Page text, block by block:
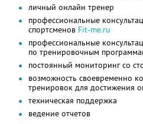
личный онлайн тренер
профессиональные
спортсменов Fit-me.ru
профессиональные
по тренировочным
постоянный мониторинг со
возможность своевременно
тренировок для достижения
техническая поддержка
ведение отчетов